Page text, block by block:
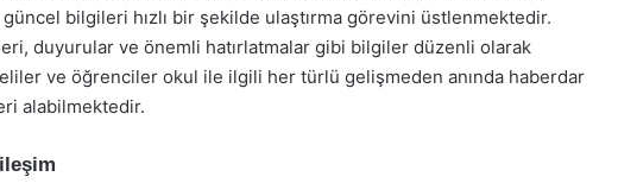
bilgileri hızlı bir şekilde ulaştırma görevini üstlenmektedir.
duyurular ve önemli hatırlatmalar gibi bilgiler düzenli olarak
ve öğrenciler okul ile ilgili her türlü gelişmeden anında haberdar
alabilmektedir.